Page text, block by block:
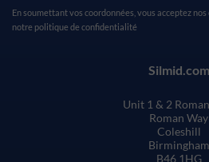
En soumettant vos coordonnées, vous acceptez nos
notre politique de confidentialité
Silmid.com
Unit 1 & 2
Roman Way
Coleshill
Birmingham
B46 1HG